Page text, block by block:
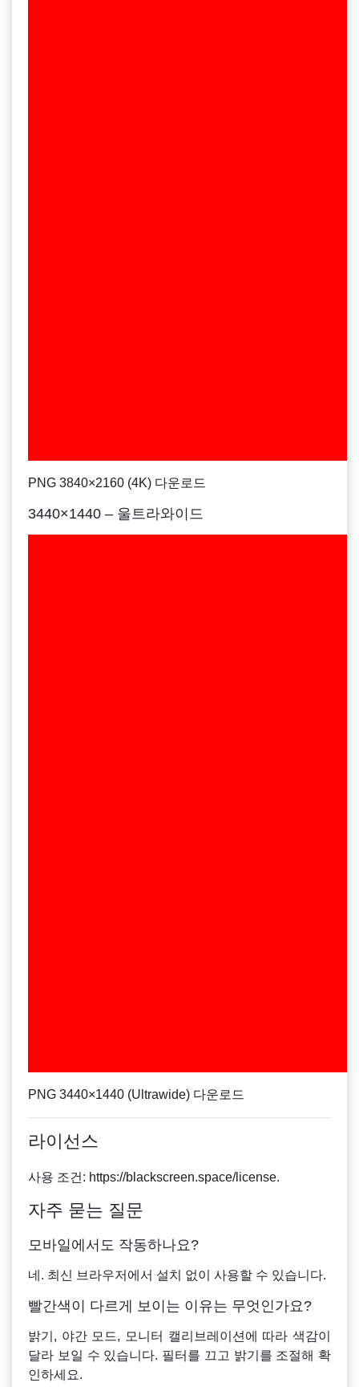
PNG 3840×2160 (4K) 다운로드
3440×1440 – 울트라와이드
PNG 3440×1440 (Ultrawide) 다운로드
라이선스
사용 조건: https://blackscreen.space/license.
자주 묻는 질문
모바일에서도 작동하나요?
네. 최신 브라우저에서 설치 없이 사용할 수 있습니다.
빨간색이 다르게 보이는 이유는 무엇인가요?
밝기, 야간 모드, 모니터 캘리브레이션에 따라 색감이
달라 보일 수 있습니다. 필터를 끄고 밝기를 조절해 확
인하세요.